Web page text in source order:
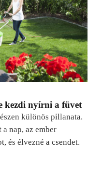
kezdi nyírni a füvet
különös pillanata.
nap, az ember
és élvezné a csendet.